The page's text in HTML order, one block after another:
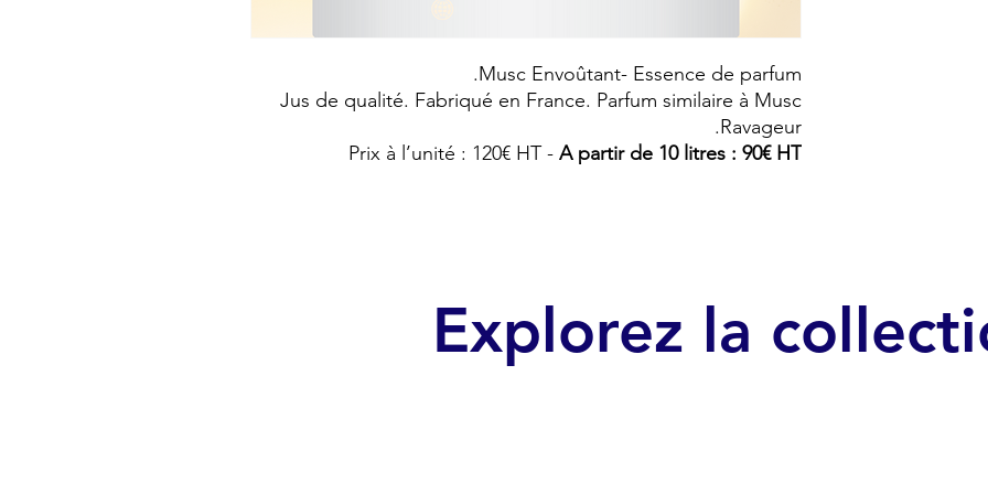
Musc Envoûtant- Essence de parfum.
Jus de qualité. Fabriqué en France. Parfum similaire à Musc
Ravageur.
Prix à l’unité : 120€ HT - A partir de 10 litres : 90€ HT
Explorez la